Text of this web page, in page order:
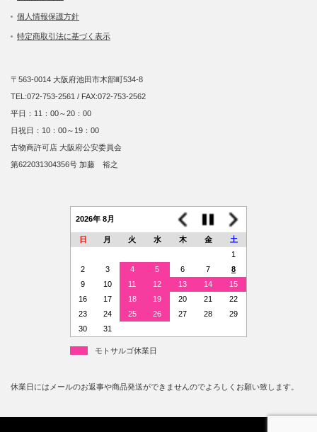
個人情報保護方針
特定商取引法に基づく表示
〒563-0014 大阪府池田市木部町534-8
TEL:072-753-2561 / FAX:072-753-2562
平日：11：00～20：00
日祝日：10：00～19：00
古物商許可店 大阪府公安委員会
第622031304356号 加藤 裕之
2026年 8月
日 月 火 水 木 金
土
1
2
3 4 5 6 7
8
9
10 11 12 13 14
15
16
17 18 19 20 21
22
23
24 25 26 27 28
29
30
31
モトサルゴ休業日
休業日にはメールのお返事や商品発送ができませんのでよろしくお願い致します。